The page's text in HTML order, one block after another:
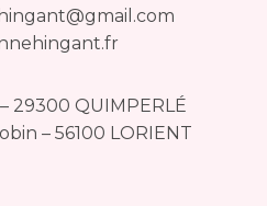
29300 QUIMPERLÉ
– 56100 LORIENT